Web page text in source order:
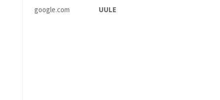
google.com UULE